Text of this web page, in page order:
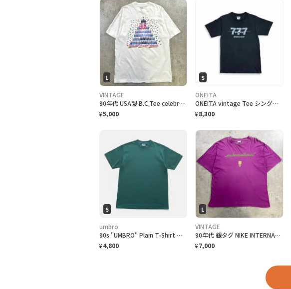
L
VINTAGE
90年代 USA製 B.C.Tee celebrate アートプリントTシャツ メンズL相当 古着 90s VINTAGE ヴィンテージ カナダ BC州 100周年記念 シングルステッチ 白色
¥5,000
S
ONEITA
ONEITA vintage Tee シングルステッチ Tシャツ BOEING ボーイング
¥ 8,300
S
umbro
90s "UMBRO" Plain T-Shirt アンブロ 無地Tシャツ [S]
¥ 4,800
L
VINTAGE
90年代 銀タグ NIKE INTERNATIONAL ユーロナイキ インターナショナル プリントTシャツ メンズ2XL相当 古着 90s ヴィンテージ VINTAGE 銀タグ 地球儀 バックプリント ビッグサイズ 大きいサイズ 紫色
¥ 7,000